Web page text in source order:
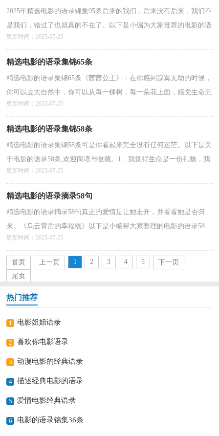
2025年精选电影的语录锦集95条后来的我们，后来没有后来，我们不
是我们，错过了也就真的不在了。以下是小编为大家推荐的电影的语
录95条,欢迎阅读，希望能够对大家有所帮助。1、&quot;你...
更新时间：2025-07-25
精选电影的语录集锦65条
精选电影的语录集锦65条《茜茜公主》：在你感到寂寞无助的时候，
你可以去大自然中，你可以从每一棵树，每一朵花上面，感觉生命无
处不在，感觉上帝就在我们身边。以下是小编为大家收集的...
更新时间：2025-07-25
精选电影的语录集锦58条
精选电影的语录集锦58条可是你看起来完全没有任何迷茫。以下是关
于电影的语录58条,欢迎阅读与收藏。1、我觉得生命是一份礼物，我
不想浪费它，你不会知道下一手牌会是什么，要学会...
更新时间：2025-07-25
精选电影的语录摘录58句
精选电影的语录摘录58句真正的爱情是让她走开，并看看她是否归
来。《乌云背后的幸福线》以下是小编帮大家整理的电影的语录58
句,仅供参考，欢迎大家阅读。1、&quot;你想做救世主？
&quot;&quot;我...详情>>
更新时间：2025-07-25
首页 上一页 1 2 3 4 5
下一页
尾页
热门推荐
1 电影姐姐语录
2 喜欢你电影语录
3 动漫电影的经典语录
4 描述经典电影的语录
5 爱情电影经典语录
6 电影的语录锦集36条